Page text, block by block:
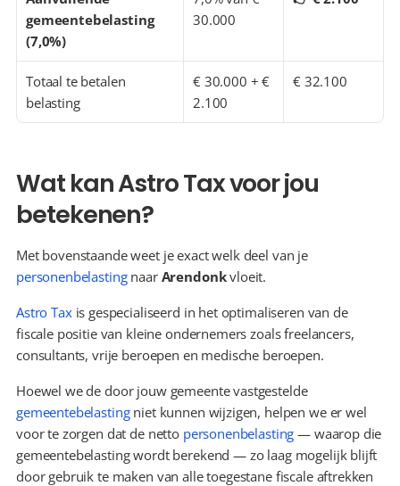
gemeentebelasting
(7,0%)
30.000
Totaal te betalen
belasting
€ 30.000 + €
2.100
€ 32.100
Wat kan Astro Tax voor jou
betekenen?
Met bovenstaande weet je exact welk deel van je
personenbelasting naar Arendonk vloeit.
Astro Tax is gespecialiseerd in het optimaliseren van de
fiscale positie van kleine ondernemers zoals freelancers,
consultants, vrije beroepen en medische beroepen.
Hoewel we de door jouw gemeente vastgestelde
gemeentebelasting niet kunnen wijzigen, helpen we er wel
voor te zorgen dat de netto personenbelasting — waarop die
gemeentebelasting wordt berekend — zo laag mogelijk blijft
door gebruik te maken van alle toegestane fiscale aftrekken